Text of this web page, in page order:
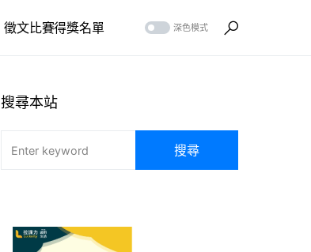
徵文比賽得獎名單 深色模式
搜尋本站
搜尋